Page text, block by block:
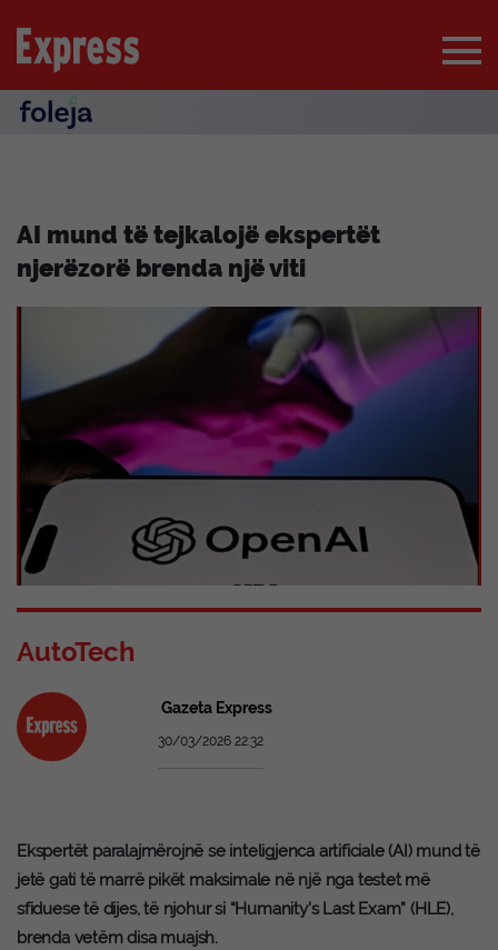
AI mund të tejkalojë ekspertët
njerëzorë brenda një viti
AutoTech
Gazeta Express
30/03/2026 22:32
Ekspertët paralajmërojnë se inteligjenca artificiale (AI) mund të
jetë gati të marrë pikët maksimale në një nga testet më
sfiduese të dijes, të njohur si “Humanity’s Last Exam” (HLE),
brenda vetëm disa muajsh.